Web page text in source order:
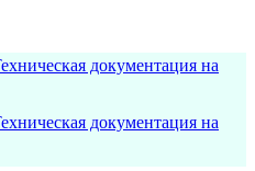
документация на
документация на